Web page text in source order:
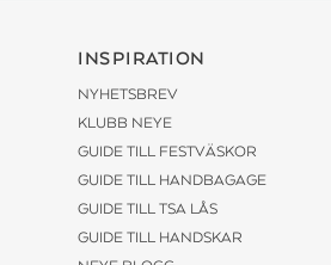
INSPIRATION
NYHETSBREV
KLUBB NEYE
GUIDE TILL FESTVÄSKOR
GUIDE TILL HANDBAGAGE
GUIDE TILL TSA LÅS
GUIDE TILL HANDSKAR